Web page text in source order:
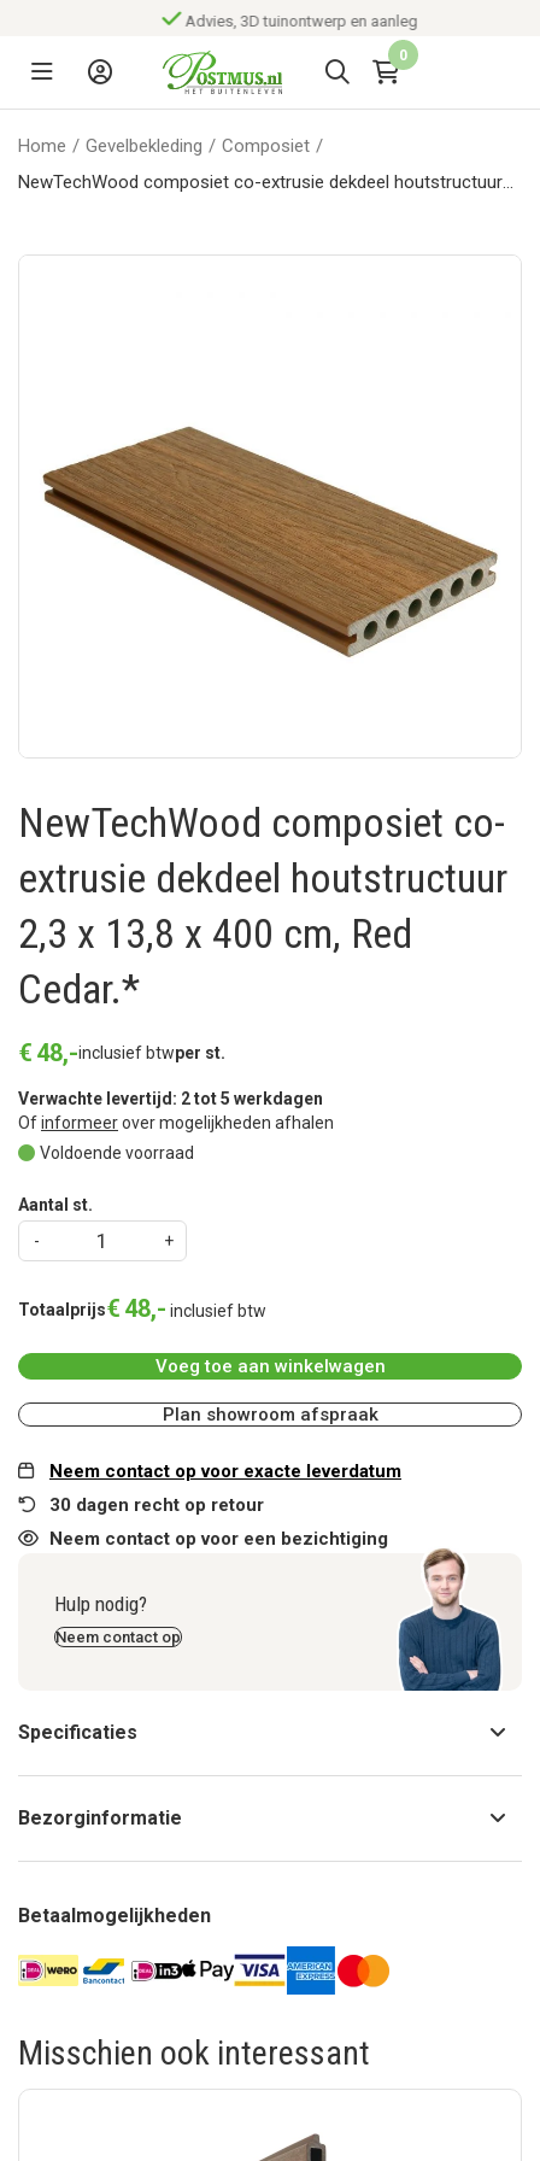
Advies, 3D tuinontwerp en aanleg
0
Home / Gevelbekleding / Composiet /
NewTechWood composiet co-extrusie dekdeel houtstructuur
NewTechWood composiet co-
extrusie dekdeel houtstructuur
2,3 x 13,8 x 400 cm, Red
Cedar.*
€ 48,-inclusief btwper st.
Verwachte levertijd: 2 tot 5 werkdagen
Ofinformeerover mogelijkheden afhalen
Voldoende voorraad
Aantal st.
Totaalprijs€ 48,- inclusief btw
Voeg toe aan winkelwagen
Plan showroom afspraak
Neem contact op voor exacte leverdatum
30 dagen recht op retour
Neem contact op voor een bezichtiging
Hulp nodig?
Neem contact op
Specificaties
Bezorginformatie
Betaalmogelijkheden
Misschien ook interessant